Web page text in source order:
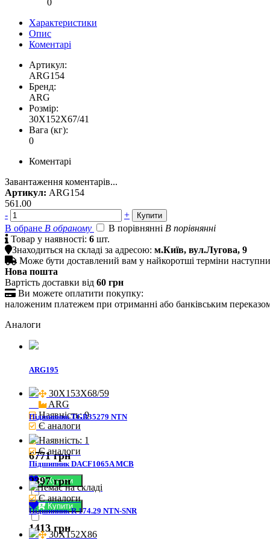
0
Характеристики
Опис
Коментарі
Артикул:
ARG154
Бренд:
ARG
Розмір:
30X152X67/41
Вага (кг):
0
Коментарі
Завантаження коментарів...
Артикул: ARG154
561.00
-
+
В обране В обраному В порівнянні В порівнянні
 Товар у наявності: 6 шт.
Знаходиться на складі за адресою: м.Київ, вул.Лугова, 9
 Може бути доставлений вам у найкоротші терміни
Нова пошта
Вартість доставки від 60 грн
 Ви можете оплатити покупку:
наложеним платежем при отриманні або банківським
Аналоги
ARG195
30X153X68/59
ARG
Наявність: 9
Є аналоги
6771 грн
Купити
Підшипник TGB35279 NTN
Наявність: 1
Є аналоги
2397 грн
Купити
Підшипник DACF1065A MCB
Немає на складі
Є аналоги
1413 грн
Підшипник R 174.29 NTN-SNR
30X152X86